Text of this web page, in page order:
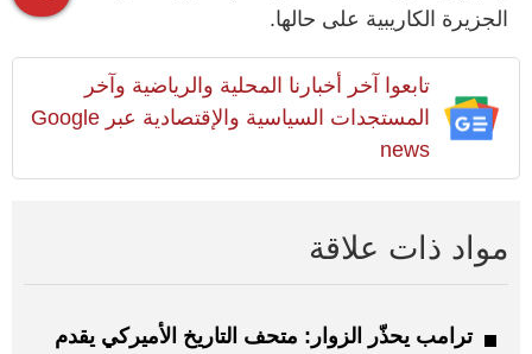
الجزيرة الكاريبية على حالها.
تابعوا آخر أخبارنا المحلية والرياضية وآخر
المستجدات السياسية والإقتصادية عبر Google
news
مواد ذات علاقة
ترامب يحذّر الزوار: متحف التاريخ الأميركي يقدم